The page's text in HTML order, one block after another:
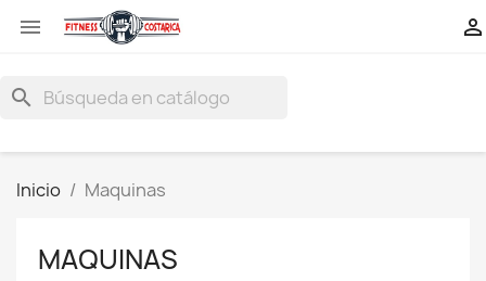
 
search
Inicio Maquinas
MAQUINAS